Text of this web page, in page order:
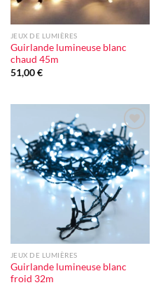
JEUX DE LUMIÈRES
Guirlande lumineuse blanc
chaud 45m
51,00€
Ajouter
à la liste
d'envie
JEUX DE LUMIÈRES
Guirlande lumineuse blanc
froid 32m